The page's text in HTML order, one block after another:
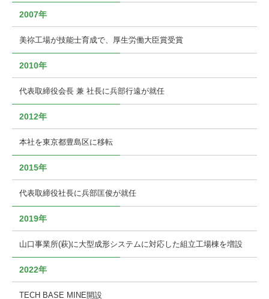
2007年
美祢工場が技能士育成で、厚生労働大臣賞受賞
2010年
代表取締役会長 兼 社長に兵部行遠が就任
2012年
本社を東京都豊島区に移転
2015年
代表取締役社長に兵部匡俊が就任
2019年
山口事業所(萩)に大型成形システムに対応した組立工場棟を増設
2022年
TECH BASE MINE開設